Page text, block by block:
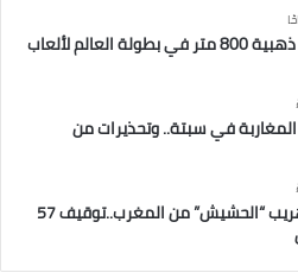
عماد بوشجدة يهدي المغرب ذهبية 800 متر في بطولة العالم لألعاب
المغاربة في سبتة.. وتحذيرات من
إسبانيا تفكك شبكة دولية لتهريب “الحشيش” من المغرب..توقيف 57